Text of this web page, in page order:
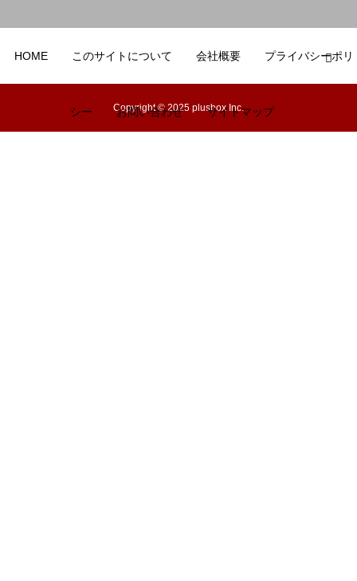
HOME このサイトについて 会社概要 プライバシーポリ
シー お問い合わせ サイトマップ
Copyright © 2025 plusbox Inc.